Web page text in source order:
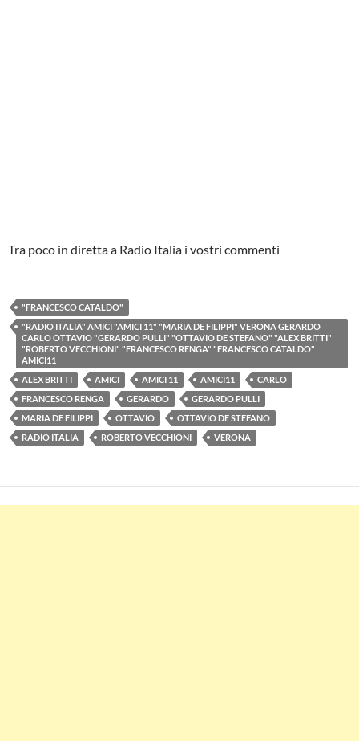
Tra poco in diretta a Radio Italia i vostri commenti
"FRANCESCO CATALDO"
"RADIO ITALIA" AMICI "AMICI 11" "MARIA DE FILIPPI" VERONA GERARDO
CARLO OTTAVIO "GERARDO PULLI" "OTTAVIO DE STEFANO" "ALEX BRITTI"
"ROBERTO VECCHIONI" "FRANCESCO RENGA" "FRANCESCO CATALDO"
AMICI11
ALEX BRITTI
AMICI AMICI 11 AMICI11
CARLO
FRANCESCO RENGA
GERARDO
GERARDO PULLI
MARIA DE FILIPPI
OTTAVIO
OTTAVIO DE STEFANO
RADIO ITALIA
ROBERTO VECCHIONI VERONA